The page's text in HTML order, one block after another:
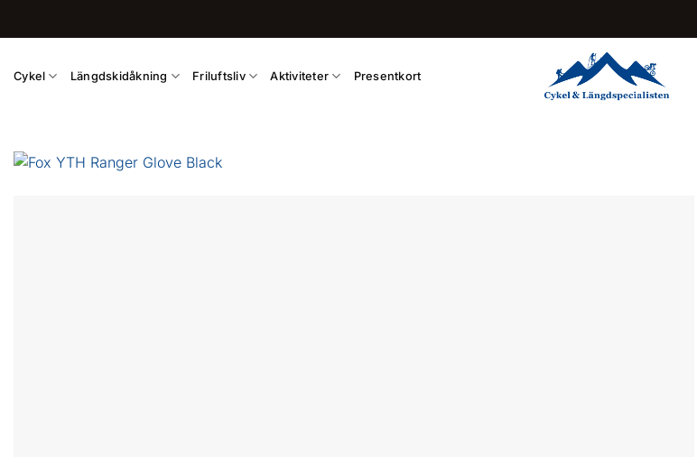
Cykel Längdskidåkning Friluftsliv Aktiviteter Presentkort